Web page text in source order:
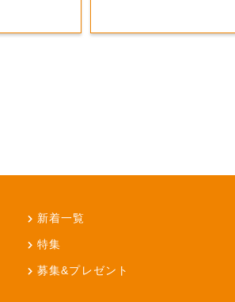
新着一覧
特集
募集&プレゼント